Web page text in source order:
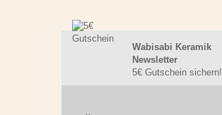
Wabisabi Keramik
Newsletter
5€ Gutschein sichern!